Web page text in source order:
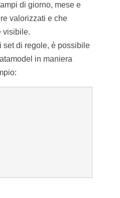
di giorno, mese e
valorizzati e che
visibile.
set di regole, è possibile
in maniera